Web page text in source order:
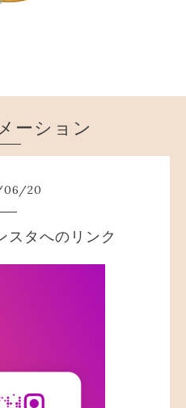
ーション
06/20
スタへのリンク